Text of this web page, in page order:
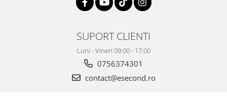
Aparate Foto & Accesorii
Audio HI-FI & Profesionale
Camere video si sport
Drone si Accesorii
SUPORT CLIENTI
Luni - Vineri 09:00 - 17:00
0756374301
contact@esecond.ro